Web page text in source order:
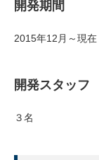
開発期間
2015年12月～現在
開発スタッフ
３名